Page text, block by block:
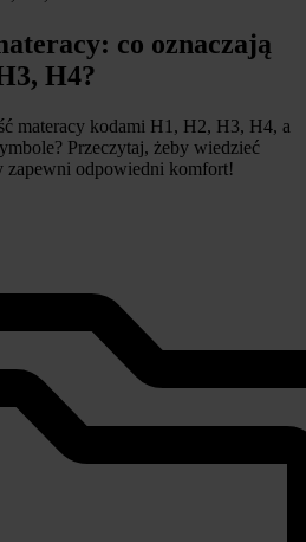
co oznaczają
H4?
materacy kodami H1, H2, H3, H4, a
Przeczytaj, żeby wiedzieć
zapewni odpowiedni komfort!